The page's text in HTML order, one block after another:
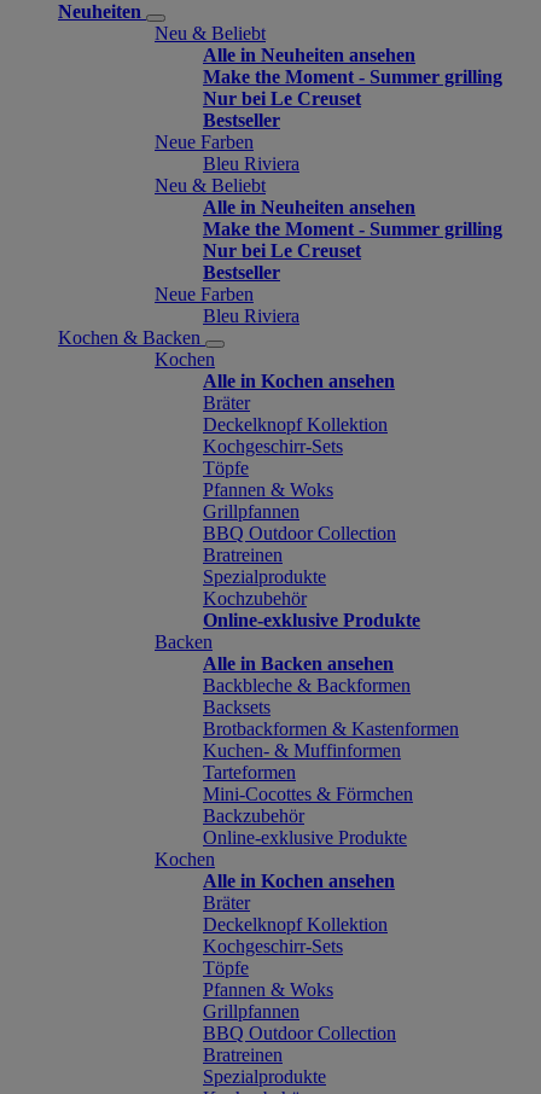
Neuheiten
Neu & Beliebt
Alle in Neuheiten ansehen
Make the Moment - Summer grilling
Nur bei Le Creuset
Bestseller
Neue Farben
Bleu Riviera
Neu & Beliebt
Alle in Neuheiten ansehen
Make the Moment - Summer grilling
Nur bei Le Creuset
Bestseller
Neue Farben
Bleu Riviera
Kochen & Backen
Kochen
Alle in Kochen ansehen
Bräter
Deckelknopf Kollektion
Kochgeschirr-Sets
Töpfe
Pfannen & Woks
Grillpfannen
BBQ Outdoor Collection
Bratreinen
Spezialprodukte
Kochzubehör
Online-exklusive Produkte
Backen
Alle in Backen ansehen
Backbleche & Backformen
Backsets
Brotbackformen & Kastenformen
Kuchen- & Muffinformen
Tarteformen
Mini-Cocottes & Förmchen
Backzubehör
Online-exklusive Produkte
Kochen
Alle in Kochen ansehen
Bräter
Deckelknopf Kollektion
Kochgeschirr-Sets
Töpfe
Pfannen & Woks
Grillpfannen
BBQ Outdoor Collection
Bratreinen
Spezialprodukte